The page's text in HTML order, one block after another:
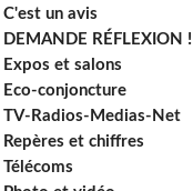
un avis
RÉFLEXION !
et salons
conjoncture
Radios-Medias-Net
et chiffres